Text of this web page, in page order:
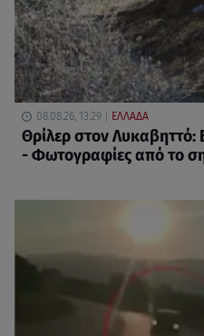
08.08.26, 13:29 ΕΛΛΑΔΑ
Θρίλερ στον Λυκαβηττό:
- Φωτογραφίες από το